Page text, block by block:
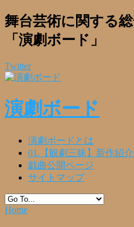
舞台芸術に関する
「演劇ボード」
Twitter
演劇ボード
演劇ボードとは
01.【観劇三昧】新作紹介
戯曲公開ページ
サイトマップ
Home